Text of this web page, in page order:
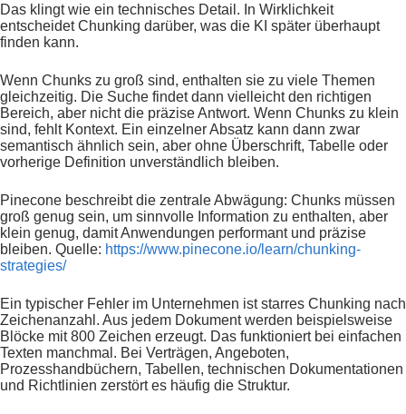
Das klingt wie ein technisches Detail. In Wirklichkeit
entscheidet Chunking darüber, was die KI später überhaupt
finden kann.
Wenn Chunks zu groß sind, enthalten sie zu viele Themen
gleichzeitig. Die Suche findet dann vielleicht den richtigen
Bereich, aber nicht die präzise Antwort. Wenn Chunks zu klein
sind, fehlt Kontext. Ein einzelner Absatz kann dann zwar
semantisch ähnlich sein, aber ohne Überschrift, Tabelle oder
vorherige Definition unverständlich bleiben.
Pinecone beschreibt die zentrale Abwägung: Chunks müssen
groß genug sein, um sinnvolle Information zu enthalten, aber
klein genug, damit Anwendungen performant und präzise
bleiben. Quelle: https://www.pinecone.io/learn/chunking-
strategies/
Ein typischer Fehler im Unternehmen ist starres Chunking nach
Zeichenanzahl. Aus jedem Dokument werden beispielsweise
Blöcke mit 800 Zeichen erzeugt. Das funktioniert bei einfachen
Texten manchmal. Bei Verträgen, Angeboten,
Prozesshandbüchern, Tabellen, technischen Dokumentationen
und Richtlinien zerstört es häufig die Struktur.